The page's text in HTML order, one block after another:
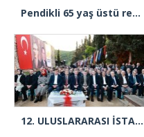
Pendikli 65 yaş üstü ressamların eserleri Dolmabahçe Sarayı’na taşındı
12.⁠ ⁠ULUSLARARASI İSTANBULENSİS ŞİİR FESTİVALİ BAŞLADI